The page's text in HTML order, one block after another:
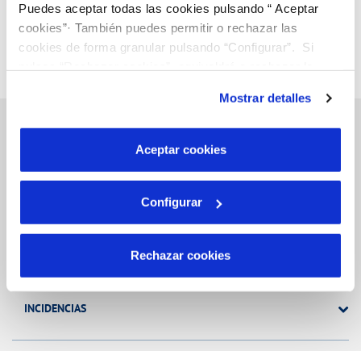
Puedes aceptar todas las cookies pulsando “ Aceptar
cookies”· También puedes permitir o rechazar las
cookies de forma granular pulsando “Configurar”. Si
son indispensables para que el sitio web funcione y que
por tanto no se pueden desactivar. Puedes consultar
más información en nuestraPolítica de Cookies
Mostrar detalles
Aceptar cookies
Configurar
Rechazar cookies
Página 71 de 112
Gestiones Online
FACTURAS, PAGOS Y CONSUMOS
MODIFICACIÓN DE DATOS
INCIDENCIAS